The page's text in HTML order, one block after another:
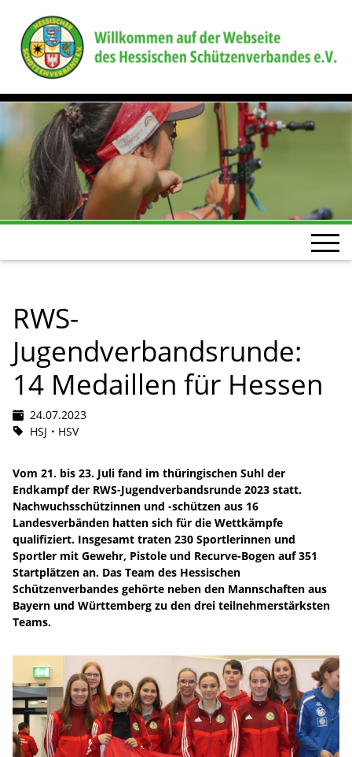
RWS-
Jugendverbandsrunde:
14 Medaillen für Hessen
24.07.2023
HSJ
HSV
Vom 21. bis 23. Juli fand im thüringischen Suhl der
Endkampf der RWS-Jugendverbandsrunde 2023 statt.
Nachwuchsschützinnen und -schützen aus 16
Landesverbänden hatten sich für die Wettkämpfe
qualifiziert. Insgesamt traten 230 Sportlerinnen und
Sportler mit Gewehr, Pistole und Recurve-Bogen auf 351
Startplätzen an. Das Team des Hessischen
Schützenverbandes gehörte neben den Mannschaften aus
Bayern und Württemberg zu den drei teilnehmerstärksten
Teams.